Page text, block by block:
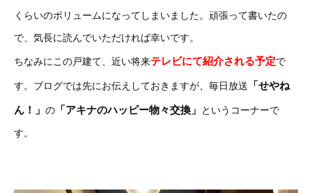
くらいのボリュームになってしまいました。頑張って書いたの
で、 気長に読んでいただければ幸いです。
ちなみにこの戸建て、近い将来テレビにて紹介される予定で
す。ブログでは先にお伝えしておきますが、毎日放送 「せやね
ん！」 の 「アキナのハッピー物々交換」 というコーナーで
す。